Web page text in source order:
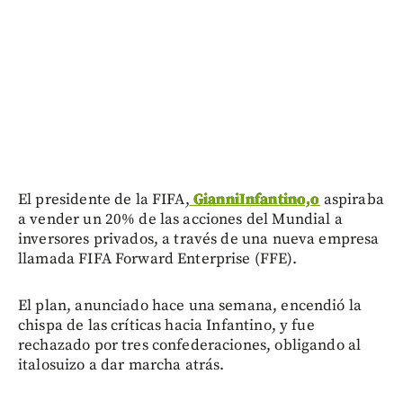
El presidente de la FIFA, GianniInfantino,o aspiraba
a vender un 20% de las acciones del Mundial a
inversores privados, a través de una nueva empresa
llamada FIFA Forward Enterprise (FFE).
El plan, anunciado hace una semana, encendió la
chispa de las críticas hacia Infantino, y fue
rechazado por tres confederaciones, obligando al
italosuizo a dar marcha atrás.